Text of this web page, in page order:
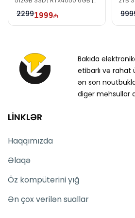
15.6″ FHD | 144Hz | Win11
22991999
2.5K
Bakıda
etibarlı və rahat
ən son
digər məhsullar
LİNKLƏR
Haqqımızda
Əlaqə
Öz kompüterini yığ
Ən çox verilən suallar